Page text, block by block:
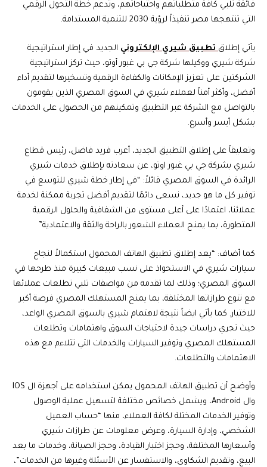
فائقة تلبي كافة متطلباتهم واحتياجاتهم، وتدعم خطة التحول الرقمي
التي تنتهجها مصر تنفيذاً لرؤية 2030 للتنمية المستدامة.
يأتي إطلاق تطبيق شيري الإلكتروني الجديد في إطار استراتيجية
شركة شيري ووكيلها شركة جي بي غبور أوتو، حيث تركز استراتيجية
الشركتين على تعزيز الإمكانات والكفاءة الرقمية وتسخيرها لتقديم أداء
أفضل، وأكثر أمناً لعملاء شيري في السوق المصري الذين يقومون
بالتواصل مع الشركة عبر التطبيق وتمكينهم من الحصول على الخدمات
بشكل أيسر وأسرع.
وتعليقاً على إطلاق التطبيق الجديد، أعرب فريد فاضل، رئيس قطاع
شيري بشركة جي بي غبور اوتو، عن سعادته بإطلاق خدمات شيري
الرائدة في السوق المصري قائلاً: “في إطار خطة شيري للتوسع في
توفير كل ما هو جديد، نسعى دائمًا لتقديم أفضل تجربة ممكنة لخدمة
عملائنا، اعتمادًا على أعلى مستوى من الشفافية والحلول الرقمية
المتطورة، بما يمنح العملاء الشعور بالراحة والثقة والاعتمادية”
كما أضاف: “يعد إطلاق تطبيق الهاتف المحمول استكمالاً لنجاح
سيارات شيري في الاستحواذ على نسب مبيعات كبيرة منذ طرحها في
السوق المصري؛ وذلك لما تقدمه من مواصفات تلبي تطلعات عملائها
مع تنوع طرازاتها المختلفة، بما يمنح المستهلك المصري فرصة أكبر
للاختيار. كما يأتي ايضاً نتيجة لاهتمام شيري بالسوق المصري الواعد،
حيث تجري دراسات جيدة لاحتياجات السوق واهتمامات وتطلعات
المستهلك المصري وتوفير السيارات والخدمات التي تتلاءم مع هذه
الاهتمامات والتطلعات.
وأوضح أن تطبيق الهاتف المحمول يمكن استخدامه على أجهزة ال IOS
وال Android، ويشمل خصائص مختلفة لتسهيل عملية الوصول
وتوفير الخدمات المختلة لكافة العملاء، منها “حساب العميل
الشخصي، وإدارة السيارة، وعرض معلومات عن طرازات شيري
وأسعارها المختلفة، وحجز اختبار القيادة، وحجز الصيانة، وخدمات ما بعد
البيع، وتقديم الشكاوى، والاستفسار عن الأسئلة وغيرها من الخدمات”،